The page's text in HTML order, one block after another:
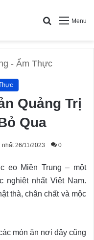
Menu
Search for
- Ẩm Thực
Quảng Trị
Qua
26/11/2023 0
eo Miền Trung – một
nghiệt nhất Việt Nam.
thà, chân chất và mộc
món ăn nơi đây cũng